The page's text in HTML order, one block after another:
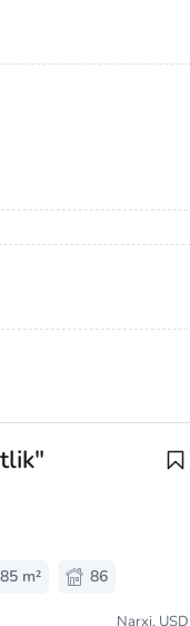
m² 86
Narxi, USD